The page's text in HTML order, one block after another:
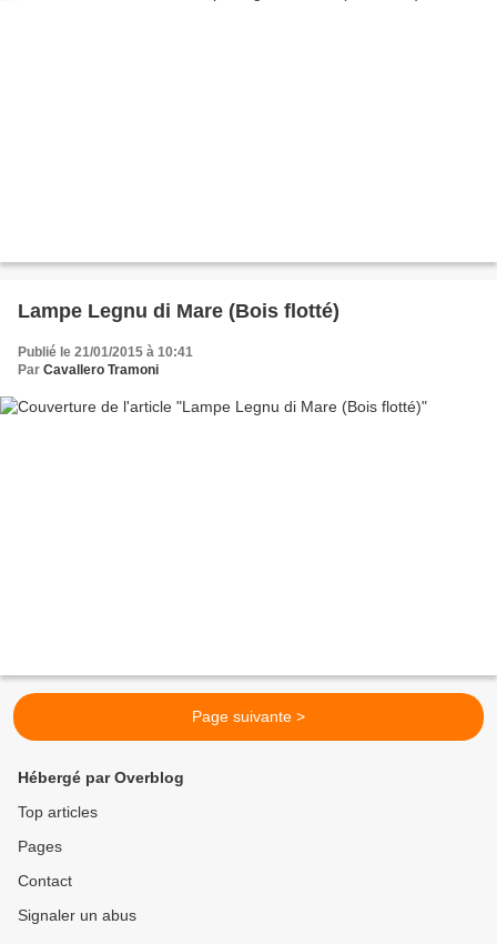
Lampe Legnu di Mare (Bois flotté)
Publié le 21/01/2015 à 10:41
Par Cavallero Tramoni
Page suivante >
Hébergé par Overblog
Top articles
Pages
Contact
Signaler un abus